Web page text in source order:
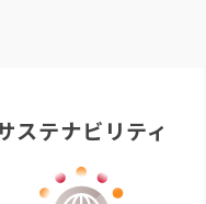
ステナビリティ